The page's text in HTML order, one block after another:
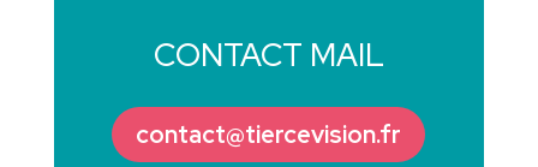
CONTACT MAIL
contact@tiercevision.fr